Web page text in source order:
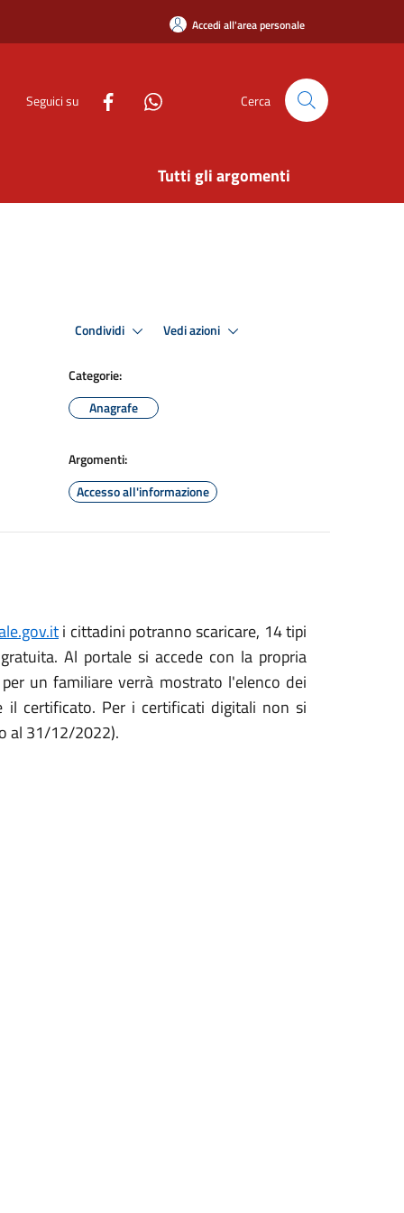
Accedi all'area personale
Seguici su Cerca
Tutti gli argomenti
Condividi Vedi azioni
Categorie:
Anagrafe
Argomenti:
Accesso all'informazione
i cittadini potranno scaricare, 14 tipi
Al portale si accede con la propria
un familiare verrà mostrato l'elenco dei
il certificato. Per i certificati digitali non si
al 31/12/2022).